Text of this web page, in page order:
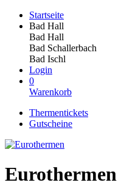
Startseite
Bad Hall
Bad Hall
Bad Schallerbach
Bad Ischl
Login
0
Warenkorb
Thermentickets
Gutscheine
Eurothermen